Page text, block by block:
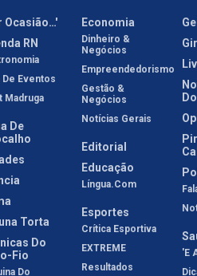
Ocasião…'
RN
De Eventos
Madruga
De
Torta
Do
Fio
Do
Economia
Dinheiro &
Negócios
Empreendedorismo
Gestão &
Negócios
Notícias Gerais
Editorial
Educação
Língua.com
Esportes
Crítica Esportiva
EXTREME
Resultados
'E